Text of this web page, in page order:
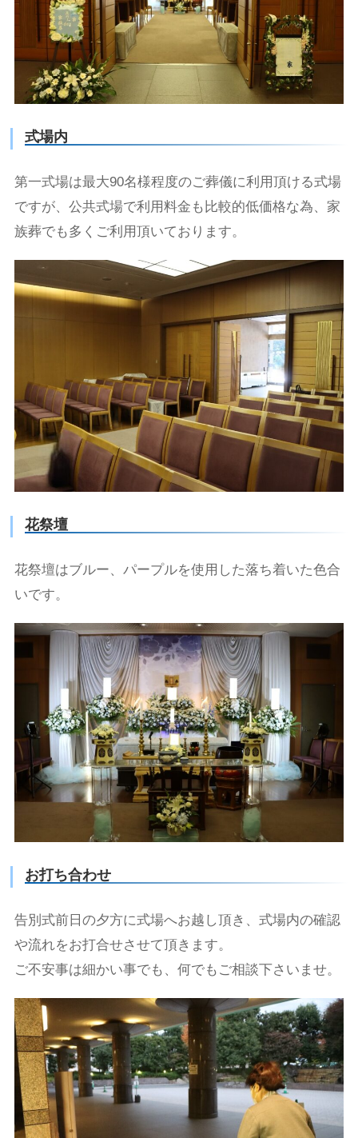
式場内
第一式場は最大90名様程度のご葬儀に利用頂ける式場
ですが、公共式場で利用料金も比較的低価格な為、家
族葬でも多くご利用頂いております。
花祭壇
花祭壇はブルー、パープルを使用した落ち着いた色合
いです。
お打ち合わせ
告別式前日の夕方に式場へお越し頂き、式場内の確認
や流れをお打合せさせて頂きます。
ご不安事は細かい事でも、何でもご相談下さいませ。